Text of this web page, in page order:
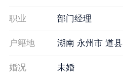
职业 部门经理
户籍地 湖南 永州市 道县
婚况 未婚